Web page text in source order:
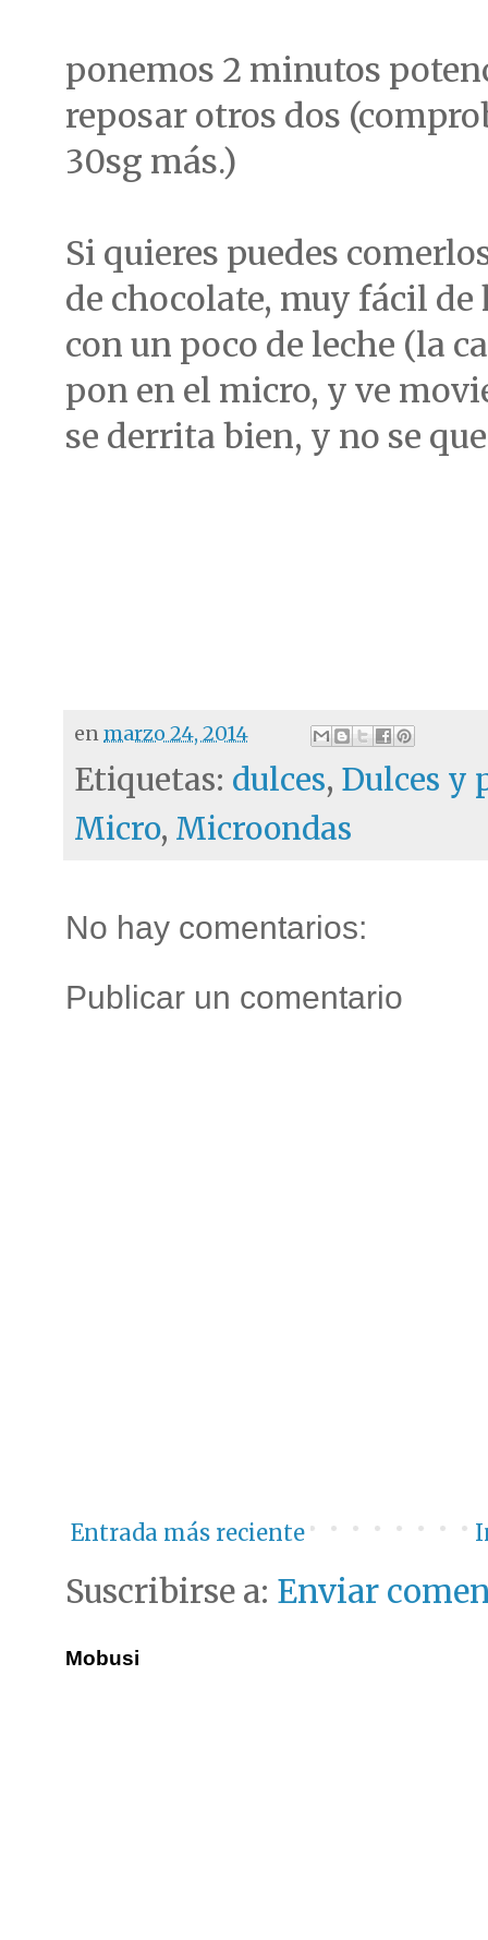
ponemos 2 minutos
reposar otros dos
30sg más.)
Si quieres puedes
de chocolate, muy fácil
con un poco de leche (la
pon en el micro, y ve
se derrita bien, y no se
enmarzo 24, 2014
Etiquetas: dulces, Dulces y
Micro, Microondas
No hay comentarios:
Publicar un comentario
Entrada más reciente
Suscribirse a: Enviar
Mobusi